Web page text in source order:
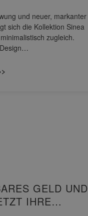
und neuer, markanter
sich die Kollektion Sinea
zugleich.
GELD UND
IHRE